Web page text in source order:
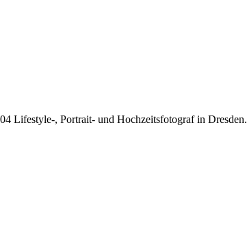
Lifestyle-, Portrait- und Hochzeitsfotograf in Dresden.